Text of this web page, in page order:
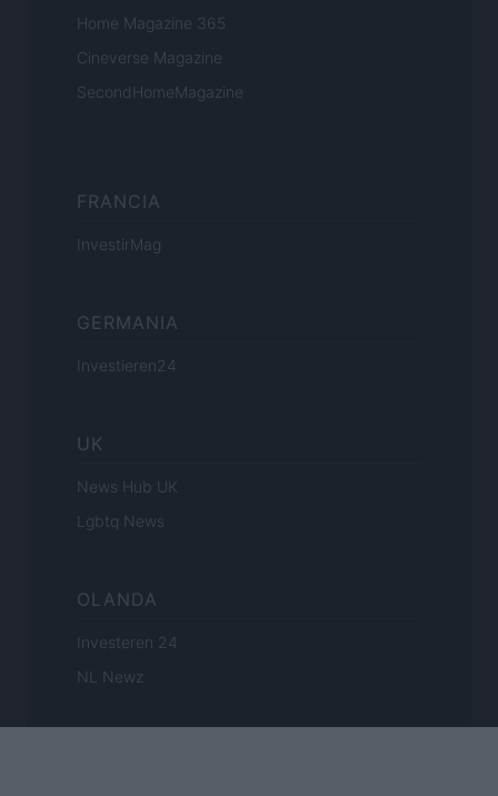
Home Magazine 365
Cineverse Magazine
SecondHomeMagazine
FRANCIA
InvestirMag
GERMANIA
Investieren24
UK
News Hub UK
Lgbtq News
OLANDA
Investeren 24
NL Newz